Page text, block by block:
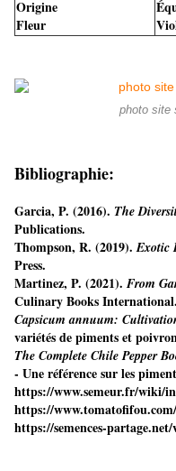
Origine
Fleur
photo site
Bibliographie:
Garcia, P. (2016). The
Publications.
Thompson, R. (2019).Exotic
Press.
Martinez, P. (2021). From
Culinary Books International.
Capsicum annuum:
variétés de piments et
The Complete Chile Pepper
- Une référence sur les
https://www.semeur.fr/wiki/
https://
https://semences-